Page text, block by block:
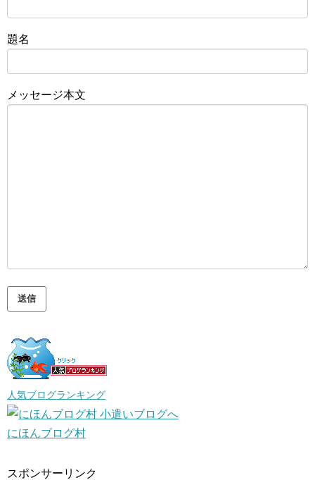
題名
メッセージ本文
人気ブログランキング
にほんブログ村
スポンサーリンク